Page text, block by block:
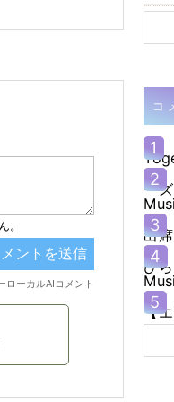
コ
1
2
ー
3
出
4
ひ
5
【エ